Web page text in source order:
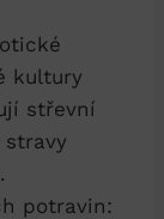
kultury
střevní
potravin: